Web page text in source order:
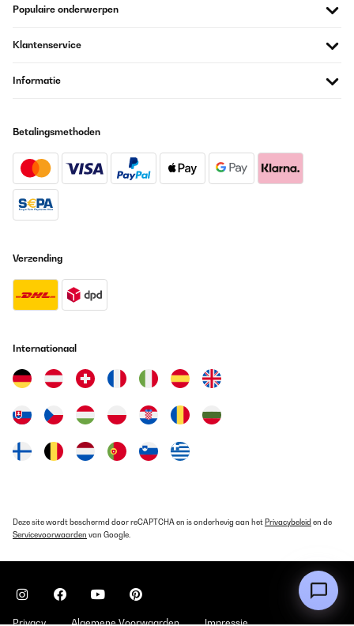
Populaire onderwerpen
Klantenservice
Informatie
Betalingsmethoden
Verzending
Internationaal
Deze site wordt beschermd door reCAPTCHA en is onderhevig aan het Privacybeleid en de
Servicevoorwaarden van Google.
Privacy Algemene Voorwaarden Impressie